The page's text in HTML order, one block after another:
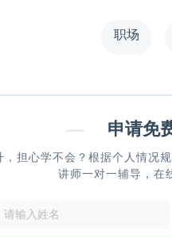
职场
— 申请免
，担心学不会？根据个人情况
讲师一对一辅导，在